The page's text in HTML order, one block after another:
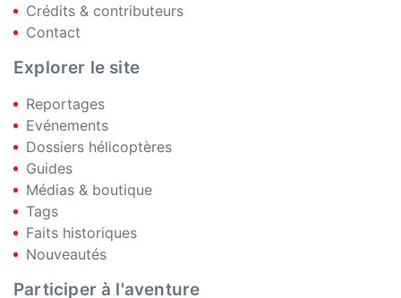
Crédits & contributeurs
Contact
Explorer le site
Reportages
Evénements
Dossiers hélicoptères
Guides
Médias & boutique
Tags
Faits historiques
Nouveautés
Participer à l'aventure